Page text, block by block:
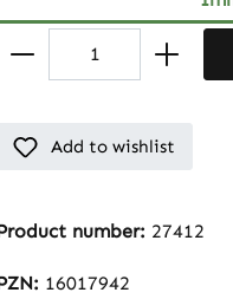
Add to wishlist
number: 27412
16017942